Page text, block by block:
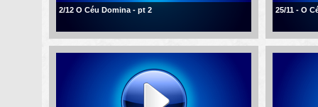
2/12 O Céu Domina - pt 2 25/11 - O